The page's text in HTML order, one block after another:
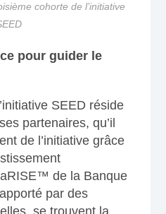
cohorte de l’initiative
pour guider le
SEED réside
partenaires, qu’il
de l’initiative grâce
de la Banque
par des